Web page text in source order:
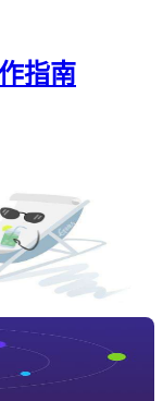
指南